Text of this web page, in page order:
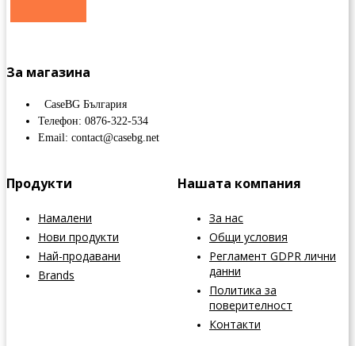
За магазина
CaseBG България
Телефон: 0876-322-534
Email: contact@casebg.net
Продукти
Намалени
Нови продукти
Най-продавани
Brands
Нашата компания
За нас
Общи условия
Регламент GDPR лични
данни
Политика за
поверителност
Контакти